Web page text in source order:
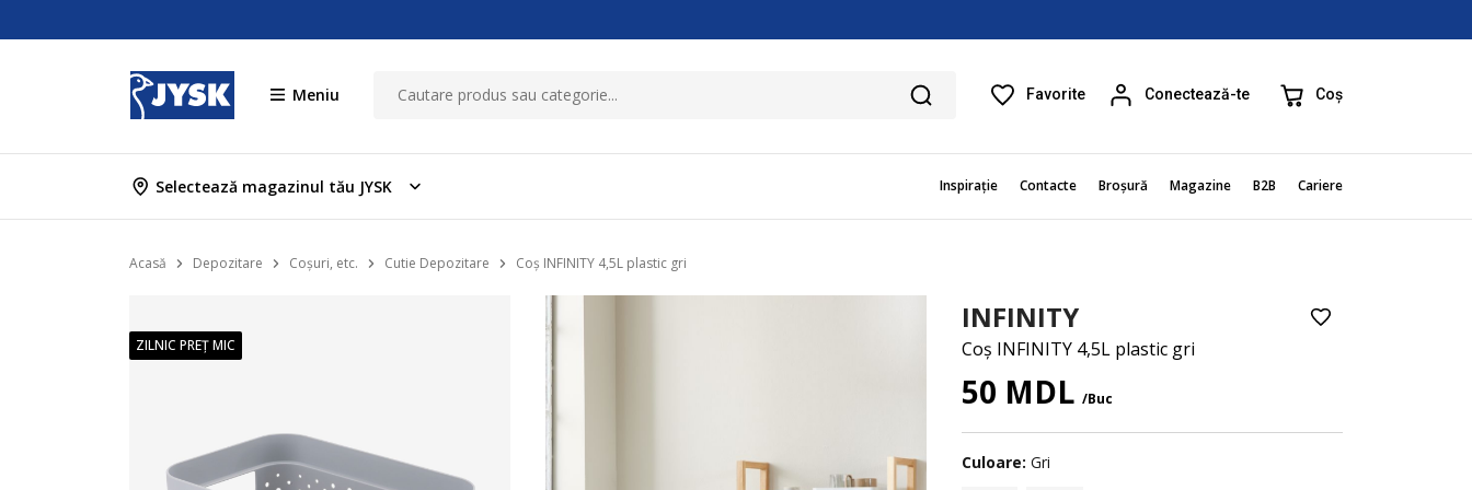
Meniu Favorite Conectează-te Coș
Selectează magazinul tău JYSK Inspirație Contacte Broșură Magazine B2B Cariere
Acasă Depozitare Coșuri, etc. Cutie Depozitare Coș INFINITY 4,5L plastic gri
ZILNIC PREȚ MIC
INFINITY
Coș INFINITY 4,5L plastic gri
50 MDL /Buc
Culoare: Gri